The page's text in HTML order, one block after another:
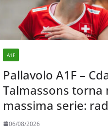
A1F
Pallavolo A1F –
Talmassons torna
massima serie:
10 agosto, i sogni di
06/08/2026